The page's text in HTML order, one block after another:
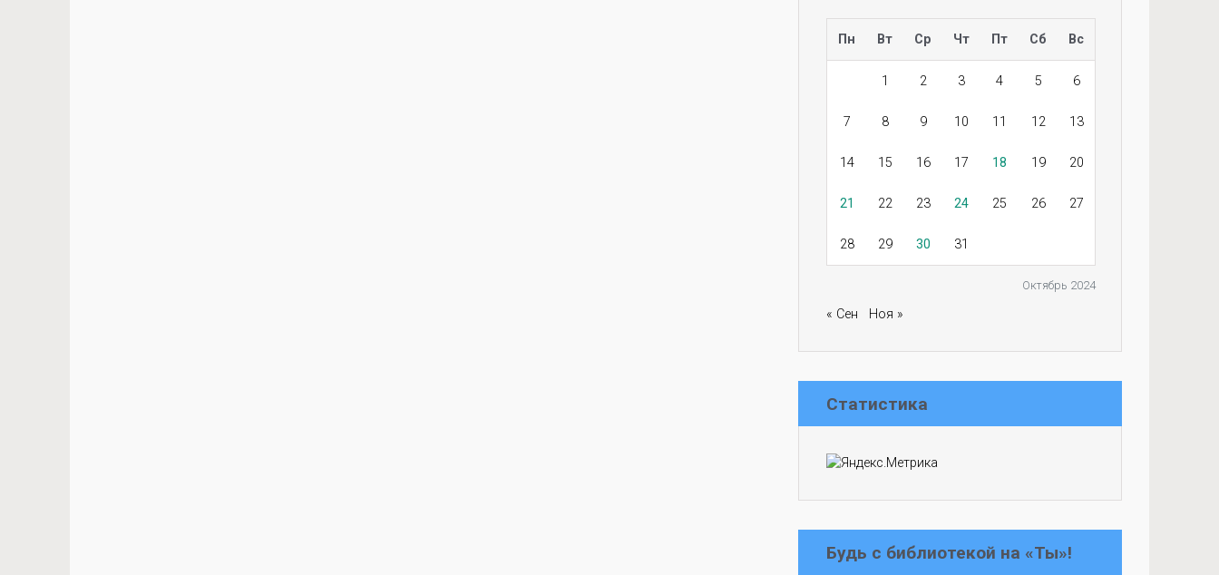
Октябрь 2024
Пн Вт Ср Чт Пт Сб Вс
1 2 3 4 5 6
7 8 9 10 11 12 13
14 15 16 17 18 19 20
21 22 23 24 25 26 27
28 29 30 31
« Сен Ноя »
Статистика
Будь с библиотекой на «Ты»!